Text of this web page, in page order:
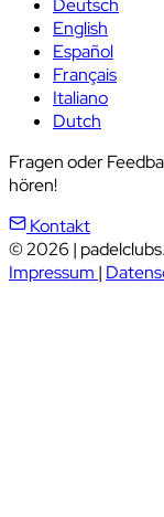
Deutsch
English
Español
Français
Italiano
Dutch
Fragen oder
hören!
Kontakt
© 2026 |
Impressum |